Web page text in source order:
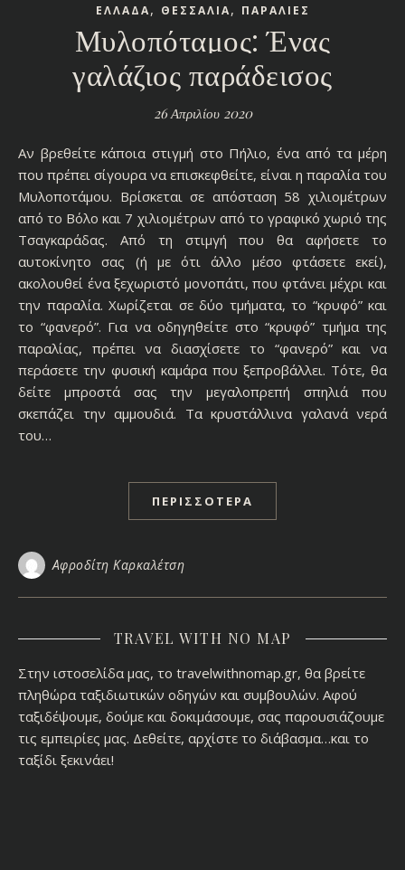
ΕΛΛΑΔΑ, ΘΕΣΣΑΛΙΑ, ΠΑΡΑΛΙΕΣ
Μυλοπόταμος: Ένας
γαλάζιος παράδεισος
26 Απριλίου 2020
Αν βρεθείτε κάποια στιγμή στο Πήλιο, ένα από τα μέρη
που πρέπει σίγουρα να επισκεφθείτε, είναι η παραλία του
Μυλοποτάμου. Βρίσκεται σε απόσταση 58 χιλιομέτρων
από το Βόλο και 7 χιλιομέτρων από το γραφικό χωριό της
Τσαγκαράδας. Από τη στιμγή που θα αφήσετε το
αυτοκίνητο σας (ή με ότι άλλο μέσο φτάσετε εκεί),
ακολουθεί ένα ξεχωριστό μονοπάτι, που φτάνει μέχρι και
την παραλία. Χωρίζεται σε δύο τμήματα, το “κρυφό” και
το “φανερό”. Για να οδηγηθείτε στο “κρυφό” τμήμα της
παραλίας, πρέπει να διασχίσετε το “φανερό” και να
περάσετε την φυσική καμάρα που ξεπροβάλλει. Τότε, θα
δείτε μπροστά σας την μεγαλοπρεπή σπηλιά που
σκεπάζει την αμμουδιά. Τα κρυστάλλινα γαλανά νερά
του…
ΠΕΡΙΣΣΌΤΕΡΑ
Αφροδίτη Καρκαλέτση
TRAVEL WITH NO MAP
Στην ιστοσελίδα μας, το travelwithnomap.gr, θα βρείτε
πληθώρα ταξιδιωτικών οδηγών και συμβουλών. Αφού
ταξιδέψουμε, δούμε και δοκιμάσουμε, σας παρουσιάζουμε
τις εμπειρίες μας. Δεθείτε, αρχίστε το διάβασμα…και το
ταξίδι ξεκινάει!